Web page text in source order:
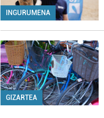
INGURUMENA
GIZARTEA